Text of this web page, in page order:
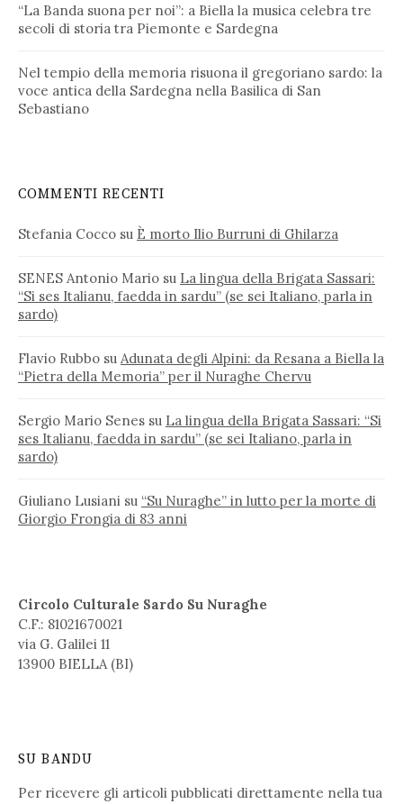
“La Banda suona per noi”: a Biella la musica celebra tre
secoli di storia tra Piemonte e Sardegna
Nel tempio della memoria risuona il gregoriano sardo: la
voce antica della Sardegna nella Basilica di San
Sebastiano
COMMENTI RECENTI
Stefania Cocco su È morto Ilio Burruni di Ghilarza
SENES Antonio Mario su La lingua della Brigata Sassari:
“Si ses Italianu, faedda in sardu” (se sei Italiano, parla in
sardo)
Flavio Rubbo su Adunata degli Alpini: da Resana a Biella la
“Pietra della Memoria” per il Nuraghe Chervu
Sergio Mario Senes su La lingua della Brigata Sassari: “Si
ses Italianu, faedda in sardu” (se sei Italiano, parla in
sardo)
Giuliano Lusiani su “Su Nuraghe” in lutto per la morte di
Giorgio Frongia di 83 anni
Circolo Culturale Sardo Su Nuraghe
C.F.: 81021670021
via G. Galilei 11
13900 BIELLA (BI)
SU BANDU
Per ricevere gli articoli pubblicati direttamente nella tua